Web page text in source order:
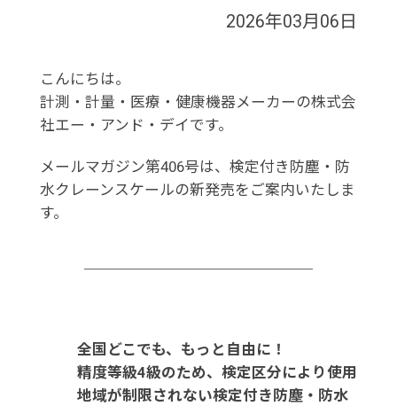
2026年03月06日
こんにちは。
計測・計量・医療・健康機器メーカーの株式会
社エー・アンド・デイです。
メールマガジン第406号は、検定付き防塵・防
水クレーンスケールの新発売をご案内いたしま
す。
全国どこでも、もっと自由に！
精度等級4級のため、検定区分により使用
地域が制限されない検定付き防塵・防水